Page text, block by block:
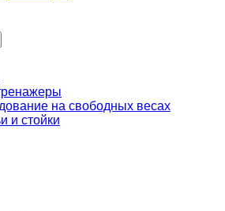
на свободных весах
и стойки